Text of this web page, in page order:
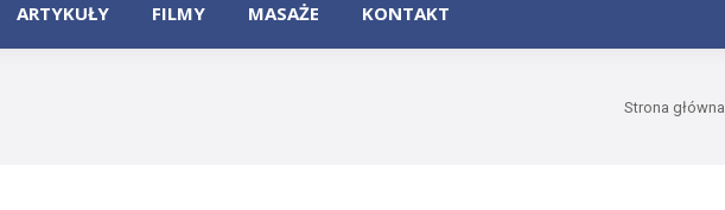
ARTYKUŁY FILMY MASAŻE KONTAKT
Jesteś tutaj:
Strona główna